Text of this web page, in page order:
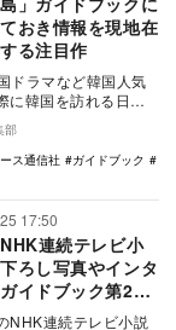
おき情報を現地在
る注目作
ドラマなど韓国人気
に韓国を訪れる日本
から気軽に行けるビ
部
ス通信社
ガイドブック
17:50
連続テレビ小
ろし写真やインタ
イドブック第2
も
NHK連続テレビ小説